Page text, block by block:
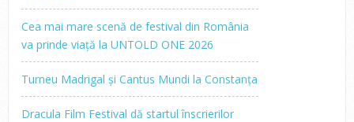
Cea mai mare scenă de festival din România
va prinde viață la UNTOLD ONE 2026
Turneu Madrigal și Cantus Mundi la Constanța
Dracula Film Festival dă startul înscrierilor